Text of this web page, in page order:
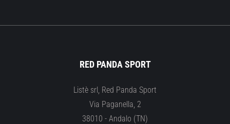
RED PANDA SPORT
Listè srl, Red Panda Sport
Via Paganella, 2
38010 - Andalo (TN)